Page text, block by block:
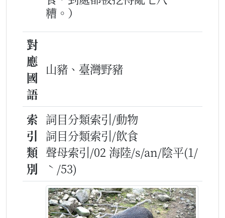
糟。）
對
應
國
語
山豬、臺灣野豬
索
引
類
別
詞目分類索引/動物
詞目分類索引/飲食
聲母索引/02 海陸/s/an/陰平(1/
ˋ/53)